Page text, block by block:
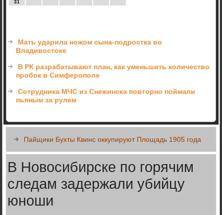
31
Мать ударила ножом сына-подростка во
Владивостоке
В РК разрабатывают план, как уменьшить количество
пробок в Симферополе
Сотрудника МЧС из Снежинска повторно поймали
пьяным за рулем
Пайщики Бухты Квинс оккупируют Площадь 1905 года
В Новосибирске по горячим
следам задержали убийцу
юноши